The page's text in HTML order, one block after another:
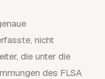
nicht
die unter die
des FLSA